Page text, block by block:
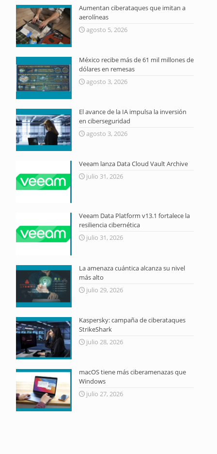
Aumentan ciberataques que imitan a
aerolíneas
agosto 5, 2026
México recibe más de 61 mil millones de
dólares en remesas
agosto 3, 2026
El avance de la IA impulsa la inversión
en ciberseguridad
agosto 3, 2026
Veeam lanza Data Cloud Vault Archive
julio 31, 2026
Veeam Data Platform v13.1 fortalece la
resiliencia cibernética
julio 31, 2026
La amenaza cuántica alcanza su nivel
más alto
julio 29, 2026
Kaspersky: campaña de ciberataques
StrikeShark
julio 28, 2026
macOS tiene más ciberamenazas que
Windows
julio 27, 2026